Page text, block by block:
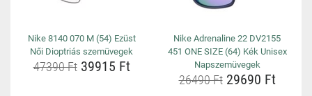
Nike 8140 070 M (54) Ezüst
Női Dioptriás szemüvegek
47390 Ft39915 Ft
Nike Adrenaline 22 DV2155
451 ONE SIZE (64) Kék Unisex
Napszemüvegek
26490 Ft29690 Ft